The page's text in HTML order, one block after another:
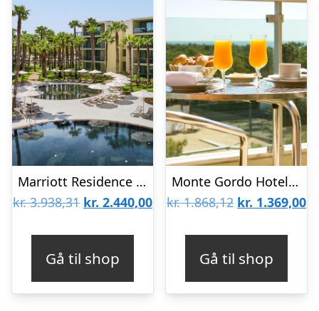
Marriott Residence Salgados Resort
kr.3.938,31 Den
var:
kr. 3.938,31.
kr. 2.440,00Den
kr. 2.440,00.
Gå til shop
Monte Gordo Hotel & Spa
kr.1.868,12 Den
var:
kr. 1.868,12.
kr. 1.369,00
Gå til shop